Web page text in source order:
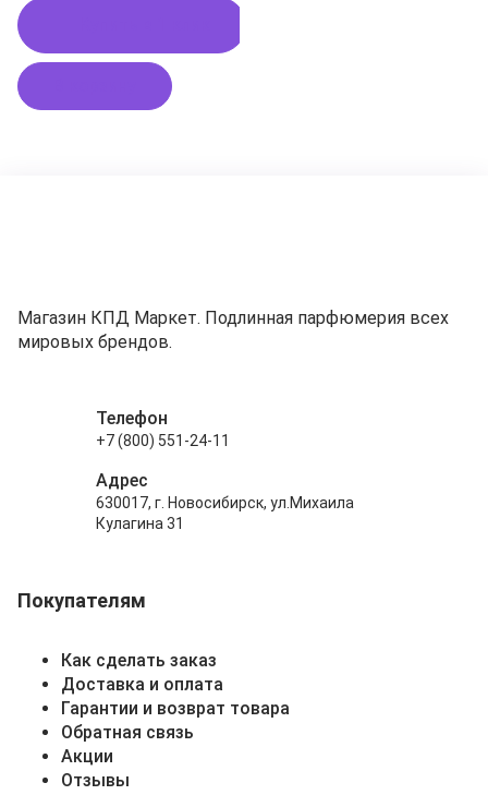
Магазин КПД Маркет. Подлинная парфюмерия всех
мировых брендов.
Покупателям
Как сделать заказ
Доставка и оплата
Гарантии и возврат товара
Обратная связь
Акции
Отзывы
Телефон
+7 (800) 551-24-11
Адрес
630017, г. Новосибирск, ул.Михаила
Кулагина 31